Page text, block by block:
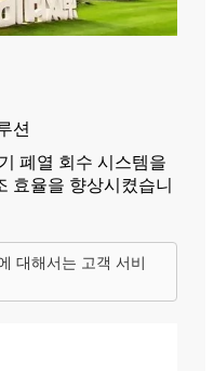
션
폐열 회수 시스템을
효율을 향상시켰습니
대해서는 고객 서비